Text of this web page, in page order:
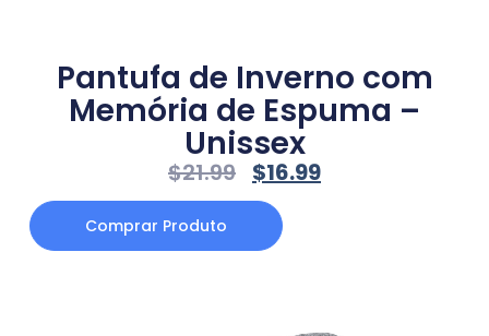
Pantufa de Inverno com
Memória de Espuma –
Unissex
$21.99 $16.99
Comprar Produto